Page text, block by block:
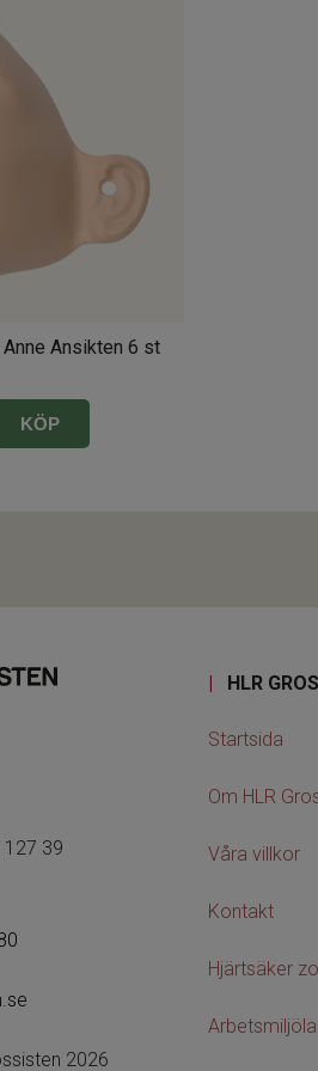
Ansikten 6 st
KÖP
39
2026
| HLR
Startsida
Om HLR
Våra villkor
Kontakt
Hjärtsäker